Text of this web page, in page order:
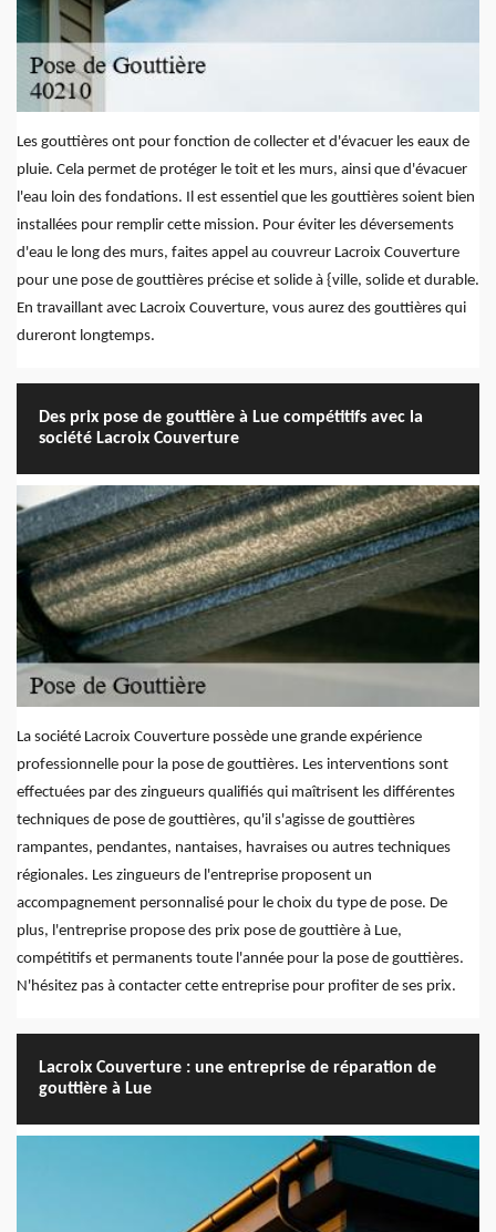
Les gouttières ont pour fonction de collecter et d'évacuer les eaux de
pluie. Cela permet de protéger le toit et les murs, ainsi que d'évacuer
l'eau loin des fondations. Il est essentiel que les gouttières soient bien
installées pour remplir cette mission. Pour éviter les déversements
d'eau le long des murs, faites appel au couvreur Lacroix Couverture
pour une pose de gouttières précise et solide à {ville, solide et durable.
En travaillant avec Lacroix Couverture, vous aurez des gouttières qui
dureront longtemps.
Des prix pose de gouttière à Lue compétitifs avec la
société Lacroix Couverture
La société Lacroix Couverture possède une grande expérience
professionnelle pour la pose de gouttières. Les interventions sont
effectuées par des zingueurs qualifiés qui maîtrisent les différentes
techniques de pose de gouttières, qu'il s'agisse de gouttières
rampantes, pendantes, nantaises, havraises ou autres techniques
régionales. Les zingueurs de l'entreprise proposent un
accompagnement personnalisé pour le choix du type de pose. De
plus, l'entreprise propose des prix pose de gouttière à Lue,
compétitifs et permanents toute l'année pour la pose de gouttières.
N'hésitez pas à contacter cette entreprise pour profiter de ses prix.
Lacroix Couverture : une entreprise de réparation de
gouttière à Lue